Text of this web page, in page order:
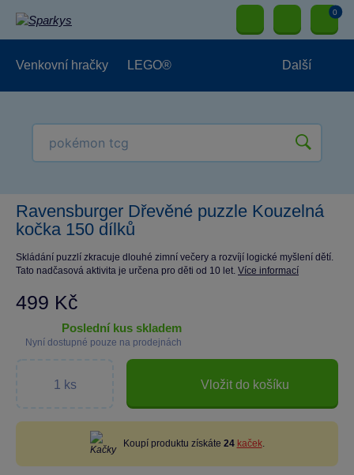
0
Venkovní hračky LEGO® Další
Ravensburger Dřevěné puzzle Kouzelná
kočka 150 dílků
Skládání puzzlí zkracuje dlouhé zimní večery a rozvíjí logické myšlení dětí.
Tato nadčasová aktivita je určena pro děti od 10 let. Více informací
499 Kč
poslední kus skladem
Nyní dostupné pouze na prodejnách
Vložit do košíku
Koupí produktu získáte 24 kaček.